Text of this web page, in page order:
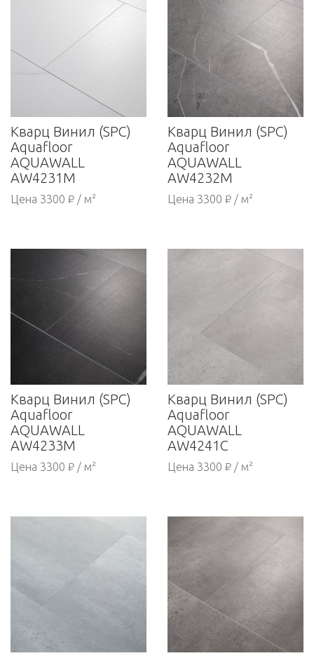
Кварц Винил (SPC)
Aquafloor
AQUAWALL
AW4231M
Цена 3300 ₽ / м²
Кварц Винил (SPC)
Aquafloor
AQUAWALL
AW4232M
Цена 3300 ₽ / м²
Кварц Винил (SPC)
Aquafloor
AQUAWALL
AW4233M
Цена 3300 ₽ / м²
Кварц Винил (SPC)
Aquafloor
AQUAWALL
AW4241С
Цена 3300 ₽ / м²